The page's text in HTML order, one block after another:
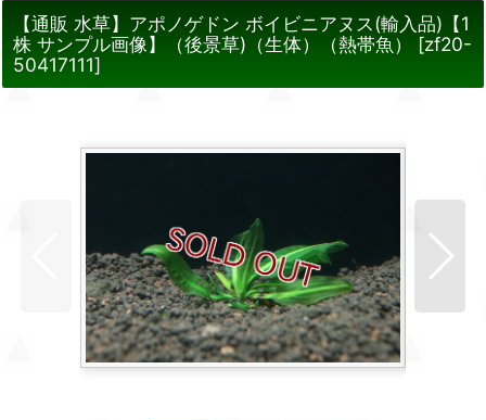
【通販 水草】アポノゲドン ボイビニアヌス(輸入品)【1
株 サンプル画像】（後景草)（生体）（熱帯魚）
[zf20-
50417111]